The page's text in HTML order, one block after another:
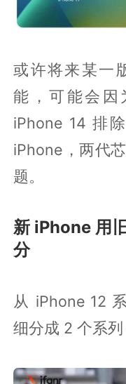
或许将来某一
能，可能会因
iPhone 14 排
iPhone，两代
题。
新 iPhone 用
分
从 iPhone 12
细分成 2 个系列